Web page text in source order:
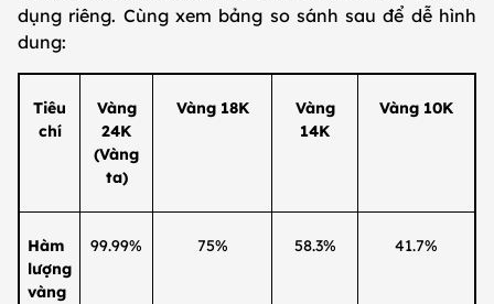
dụng riêng. Cùng xem bảng so sánh sau để dễ hình
dung:
Tiêu
chí
Vàng
24K
(Vàng
ta)
Vàng 18K
Vàng
14K
Vàng 10K
Hàm
lượng
vàng
99.99% 75% 58.3% 41.7%